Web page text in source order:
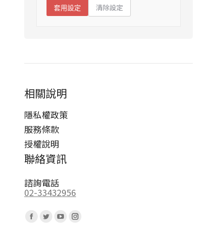
套用設定 清除設定
相關說明
隱私權政策
服務條款
授權說明
聯絡資訊
諮詢電話
02-33432956
Facebook
TwitterYouTubeInstagram